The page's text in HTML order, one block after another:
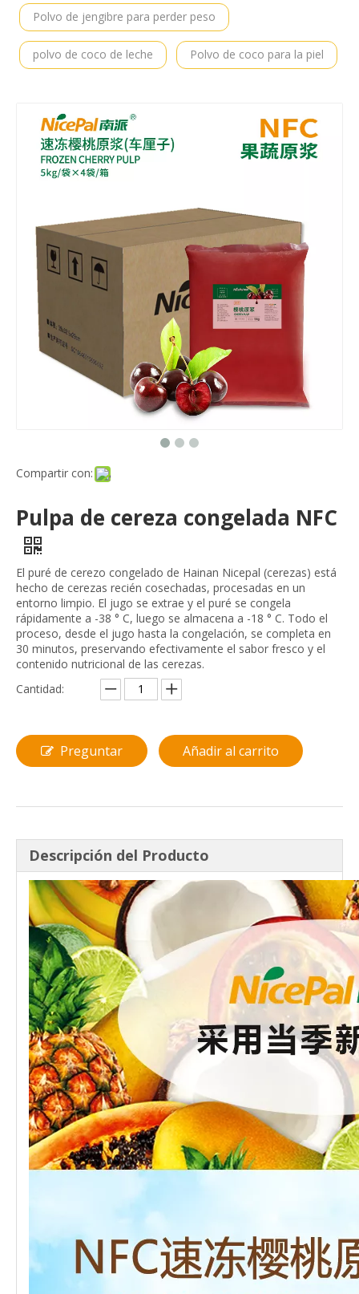
Polvo de jengibre para perder peso
polvo de coco de leche Polvo de coco para la piel
Compartir con:
Pulpa de cereza congelada NFC
El puré de cerezo congelado de Hainan Nicepal (cerezas) está
hecho de cerezas recién cosechadas, procesadas en un
entorno limpio. El jugo se extrae y el puré se congela
rápidamente a -38 ° C, luego se almacena a -18 ° C. Todo el
proceso, desde el jugo hasta la congelación, se completa en
30 minutos, preservando efectivamente el sabor fresco y el
contenido nutricional de las cerezas.
Cantidad:
Preguntar Añadir al carrito
Descripción del Producto